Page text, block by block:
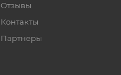
Отзывы
Контакты
Партнеры